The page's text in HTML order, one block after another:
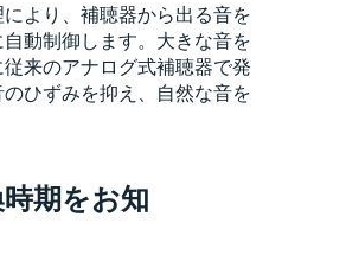
より、補聴器から出る音を
動制御します。大きな音を
来のアナログ式補聴器で発
ひずみを抑え、自然な音を
期をお知